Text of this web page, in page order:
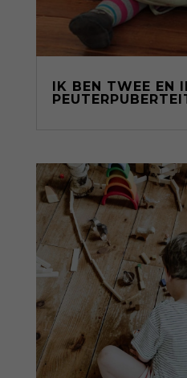
IK BEN TWEE EN